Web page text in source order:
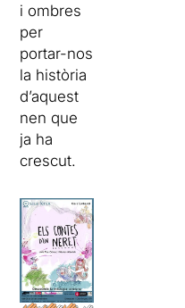
i ombres
per
portar-nos
la història
d’aquest
nen que
ja ha
crescut.